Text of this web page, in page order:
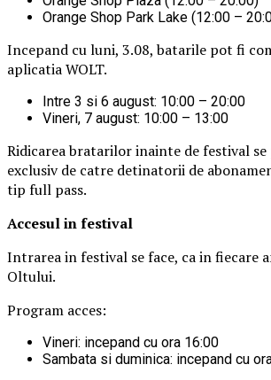
Orange Shop Park Lake (12:00 –
Incepand cu luni, 3.08, batarile pot fi
aplicatia WOLT.
Intre 3 si 6 august: 10:00 – 20:00
Vineri, 7 august: 10:00 – 13:00
Ridicarea bratarilor inainte de festival se
exclusiv de catre detinatorii de
tip full pass.
Accesul in festival
Intrarea in festival se face, ca in fiecare
Oltului.
Program acces:
Vineri: incepand cu ora 16:00
Sambata si duminica: incepand cu